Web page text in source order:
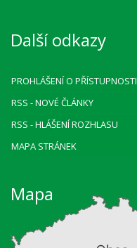
Další odkazy
PROHLÁŠENÍ O PŘÍSTUPNOSTI
RSS - NOVÉ ČLÁNKY
RSS - HLÁŠENÍ ROZHLASU
MAPA STRÁNEK
Mapa